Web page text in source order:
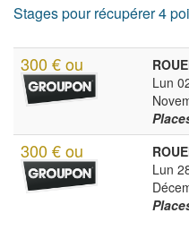
Stages pour récupérer 4
300 € ou
Lun
300 € ou
Lun